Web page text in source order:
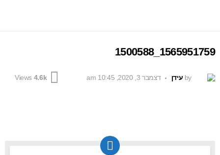
1565951759_1500588
by עידן דצמבר 3, 2020, 10:45 am 4.6k
Views